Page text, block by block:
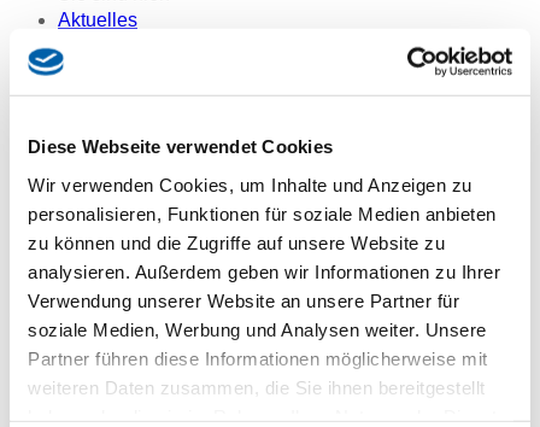
Diese Webseite verwendet Cookies
Wir verwenden Cookies, um Inhalte und Anzeigen zu
personalisieren, Funktionen für soziale Medien anbieten
zu können und die Zugriffe auf unsere Website zu
analysieren. Außerdem geben wir Informationen zu Ihrer
Verwendung unserer Website an unsere Partner für
soziale Medien, Werbung und Analysen weiter. Unsere
Partner führen diese Informationen möglicherweise mit
weiteren Daten zusammen, die Sie ihnen bereitgestellt
Aktuelles
Carl-Wery-Str. 41: Neubau der Beruflichen Schulen für
Farbe und Gestaltung
Carl-Wery-Str. 41:
Neubau der
Beruflichen Schulen
für Farbe und
Gestaltung